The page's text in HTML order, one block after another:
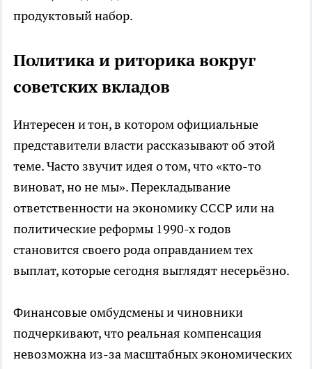
продуктовый набор.
Политика и риторика вокруг
советских вкладов
Интересен и тон, в котором официальные
представители власти рассказывают об этой
теме. Часто звучит идея о том, что «кто-то
виноват, но не мы». Перекладывание
ответственности на экономику СССР или на
политические реформы 1990-х годов
становится своего рода оправданием тех
выплат, которые сегодня выглядят несерьёзно.
Финансовые омбудсмены и чиновники
подчеркивают, что реальная компенсация
невозможна из-за масштабных экономических